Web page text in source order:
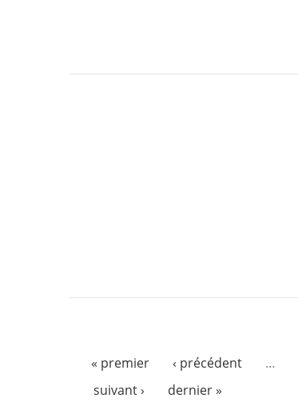
« premier ‹ précédent …
suivant ›
dernier »